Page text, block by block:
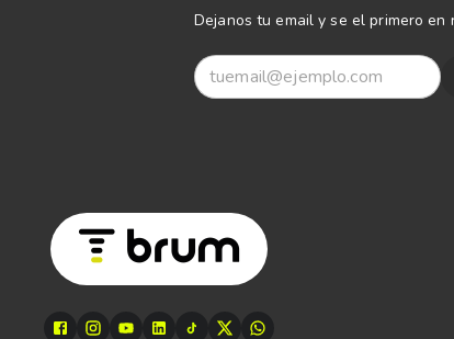
Dejanos tu email y se el primero en